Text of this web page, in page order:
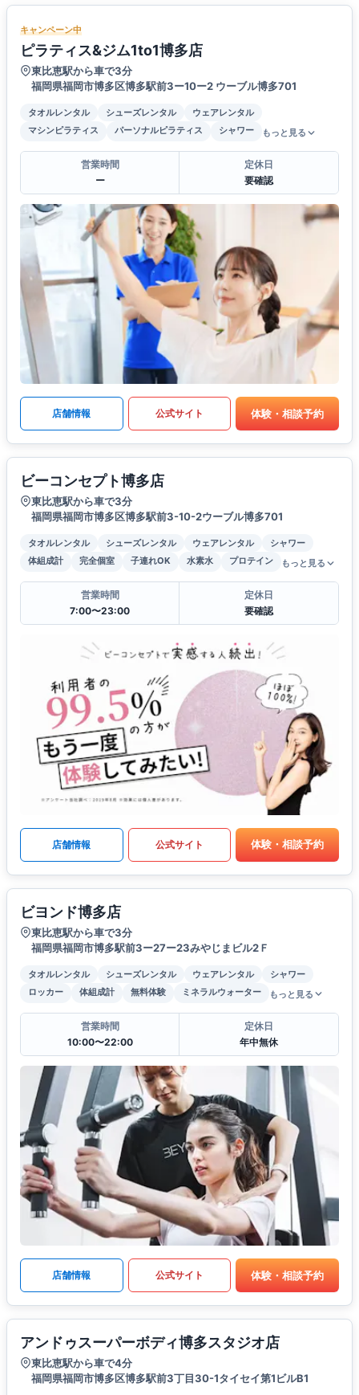
キャンペーン中
ピラティス&ジム1to1博多店
東比恵駅から車で3分
福岡県福岡市博多区博多駅前3ー10ー2 ウーブル博多701
タオルレンタル シューズレンタル
ウェアレンタル
マシンピラティス
パーソナルピラティス シャワー もっと見る
営業時間
ー
定休日
要確認
店舗情報 公式サイト 体験・相談予約
ビーコンセプト博多店
東比恵駅から車で3分
福岡県福岡市博多区博多駅前3-10-2ウーブル博多701
タオルレンタル シューズレンタル ウェアレンタル
シャワー
体組成計
完全個室 子連れOK 水素水 プロテイン もっと見る
営業時間
7:00〜23:00
定休日
要確認
店舗情報 公式サイト 体験・相談予約
ビヨンド博多店
東比恵駅から車で3分
福岡県福岡市博多駅前3ー27ー23みやじまビル2Ｆ
タオルレンタル シューズレンタル ウェアレンタル
シャワー
ロッカー
体組成計 無料体験 ミネラルウォーター もっと見る
営業時間
10:00〜22:00
定休日
年中無休
店舗情報 公式サイト 体験・相談予約
アンドゥスーパーボディ博多スタジオ店
東比恵駅から車で4分
福岡県福岡市博多区博多駅前3丁目30-1タイセイ第1ビルB1